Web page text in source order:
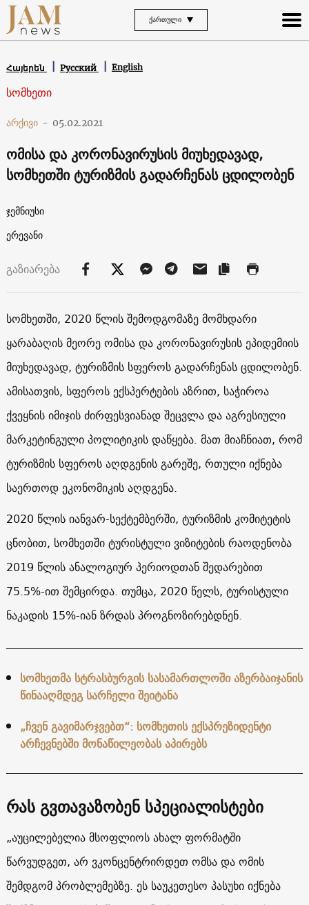
ᲥᲐᲠᲗᲣᲚᲘ
Հայերեն Русский English
სომხეთი
არქივი - 05.02.2021
ომისა და კორონავირუსის მიუხედავად,
სომხეთში ტურიზმის გადარჩენას ცდილობენ
ჯემნიუსი
ერევანი
გაზიარება
სომხეთში, 2020 წლის შემოდგომაზე მომხდარი
ყარაბაღის მეორე ომისა და კორონავირუსის ეპიდემიის
მიუხედავად, ტურიზმის სფეროს გადარჩენას ცდილობენ.
ამისათვის, სფეროს ექსპერტების აზრით, საჭიროა
ქვეყნის იმიჯის ძირფესვიანად შეცვლა და აგრესიული
მარკეტინგული პოლიტიკის დაწყება. მათ მიაჩნიათ, რომ
ტურიზმის სფეროს აღდგენის გარეშე, რთული იქნება
საერთოდ ეკონომიკის აღდგენა.
2020 წლის იანვარ-სექტემბერში, ტურიზმის კომიტეტის
ცნობით, სომხეთში ტურისტული ვიზიტების რაოდენობა
2019 წლის ანალოგიურ პერიოდთან შედარებით
75.5%-ით შემცირდა. თუმცა, 2020 წელს, ტურისტული
ნაკადის 15%-იან ზრდას პროგნოზირებდნენ.
სომხეთმა სტრასბურგის სასამართლოში აზერბაიჯანის
წინააღმდეგსარჩელიშეიტანა
„ჩვენ გავიმარჯვებთ“: სომხეთის ექსპრეზიდენტი
არჩევნებში მონაწილეობას აპირებს
რას გვთავაზობენ სპეციალისტები
„აუცილებელია მსოფლიოს ახალ ფორმატში
წარვუდგეთ, არ ვკონცენტრირდეთ ომსა და ომის
შემდგომ პრობლემებზე. ეს საუკეთესო პასუხი იქნება